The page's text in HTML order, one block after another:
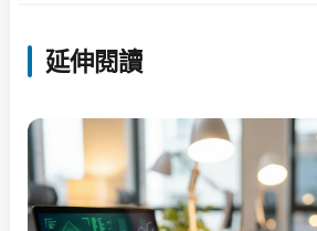
延伸閱讀